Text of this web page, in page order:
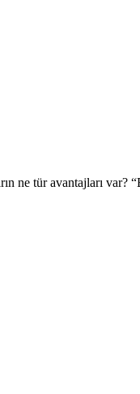
ne tür avantajları var?